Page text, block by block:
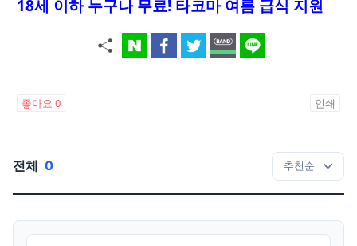
18세 이하 누구나 무료! 타코마 여름 급식 지원
좋아요 0 인쇄
전체 0